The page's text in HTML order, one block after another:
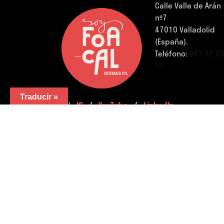
Calle Valle de Arán
nº7
47010 Valladolid
(España).
Teléfono:
FB./IG./YouTube./LinkedIn.
Traducir »